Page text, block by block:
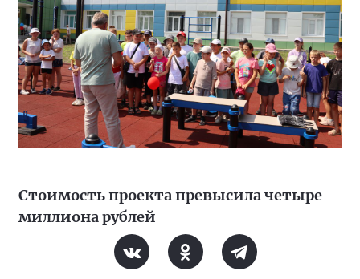
Стоимость проекта превысила четыре
миллиона рублей